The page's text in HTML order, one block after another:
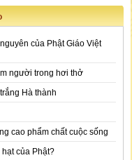
của Phật Giáo Việt
người trong hơi thở
Hà thành
cao phẩm chất cuộc sống
của Phật?